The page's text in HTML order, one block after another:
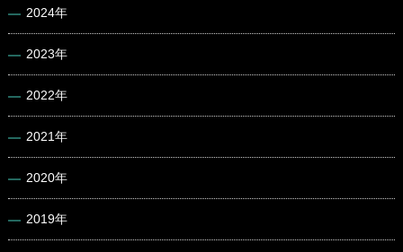
2024年
2023年
2022年
2021年
2020年
2019年